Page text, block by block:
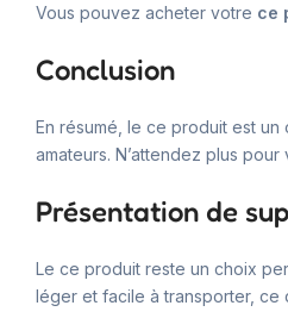
Vous pouvez acheter votre ce
Conclusion
En résumé, le ce produit est
amateurs. N’attendez plus
Présentation de
Le ce produit reste un choix
léger et facile à transporter, ce